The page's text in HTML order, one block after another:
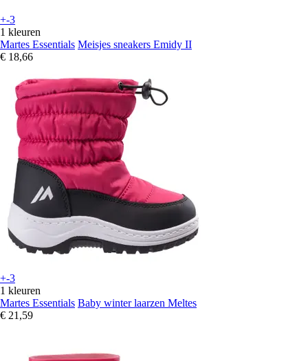
+-3
1 kleuren
Martes Essentials Meisjes sneakers Emidy II
€ 18,66
+-3
1 kleuren
Martes Essentials Baby winter laarzen Meltes
€ 21,59